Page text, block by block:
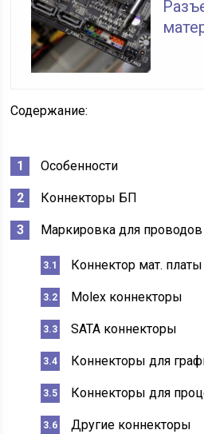
Содержание:
Особенности
Коннекторы БП
Маркировка для
Коннектор мат. платы
Molex коннекторы
SATA коннекторы
Коннекторы для
Коннекторы для
Другие коннекторы